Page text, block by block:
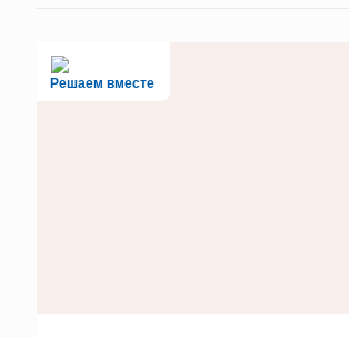
Решаем вместе